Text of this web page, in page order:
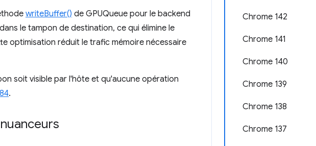
Chrome 142
Chrome 141
Chrome 140
Chrome 139
Chrome 138
Chrome 137
writeBuffer() de GPUQueue pour le backend
le tampon de destination, ce qui élimine le
optimisation réduit le trafic mémoire nécessaire
soit visible par l'hôte et qu'aucune opération
.